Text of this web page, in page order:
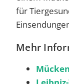
für
Mehr